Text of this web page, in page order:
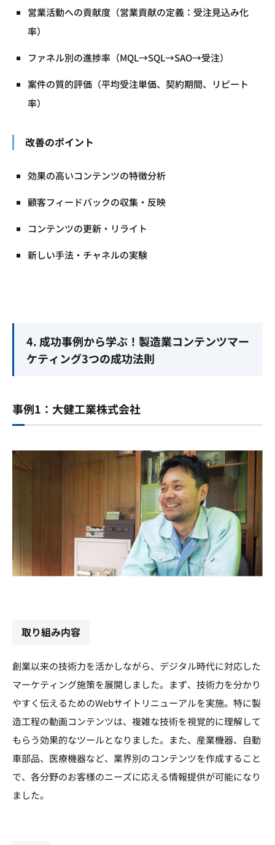
営業活動への貢献度（営業貢献の定義：受注見込み化
率）
ファネル別の進捗率（MQL→SQL→SAO→受注）
案件の質的評価（平均受注単価、契約期間、リピート
率）
改善のポイント
効果の高いコンテンツの特徴分析
顧客フィードバックの収集・反映
コンテンツの更新・リライト
新しい手法・チャネルの実験
4. 成功事例から学ぶ！製造業コンテンツマー
ケティング3つの成功法則
事例1：大健工業株式会社
取り組み内容
創業以来の技術力を活かしながら、デジタル時代に対応した
マーケティング施策を展開しました。まず、技術力を分かり
やすく伝えるためのWebサイトリニューアルを実施。特に製
造工程の動画コンテンツは、複雑な技術を視覚的に理解して
もらう効果的なツールとなりました。また、産業機器、自動
車部品、医療機器など、業界別のコンテンツを作成すること
で、各分野のお客様のニーズに応える情報提供が可能になり
ました。